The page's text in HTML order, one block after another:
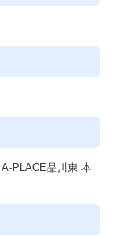
PLACE品川東 本